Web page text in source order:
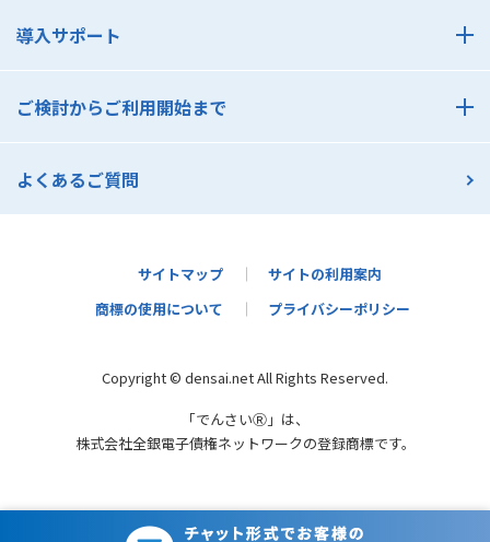
でんさいコスト診断
導入サポート
導入サポート
でんさいセミナー一覧
ご検討からご利用開始まで
ご検討からご利用開始まで
支払利用の流れ
契約者さま活用ガイド
かんたんメールオファー
よくあるご質問
サイトマップ
サイトの利用案内
商標の使用について
プライバシーポリシー
Copyright © densai.net All Rights Reserved.
「でんさいⓇ」は、
株式会社全銀電子債権ネットワークの登録商標です。